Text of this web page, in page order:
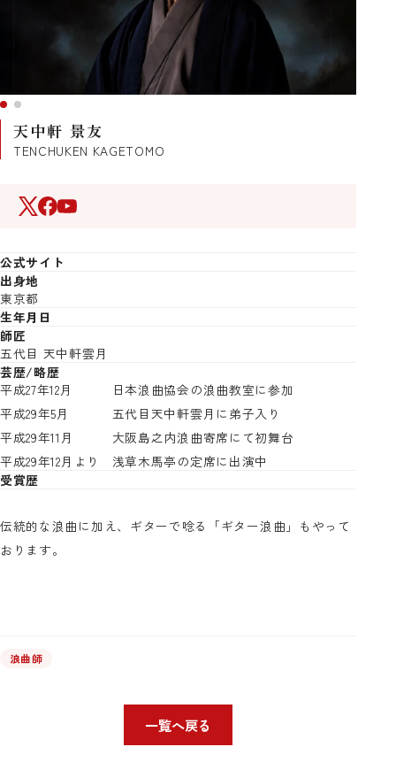
天中軒 景友
TENCHUKEN KAGETOMO
公式サイト
出身地
東京都
生年月日
師匠
五代目 天中軒雲月
芸歴/略歴
平成27年12月
日本浪曲協会の浪曲教室に参加
平成29年5月
五代目天中軒雲月に弟子入り
平成29年11月
大阪島之内浪曲寄席にて初舞台
平成29年12月より
浅草木馬亭の定席に出演中
受賞歴
伝統的な浪曲に加え、ギターで唸る「ギター浪曲」もやって
おります。
浪曲師
一覧へ戻る